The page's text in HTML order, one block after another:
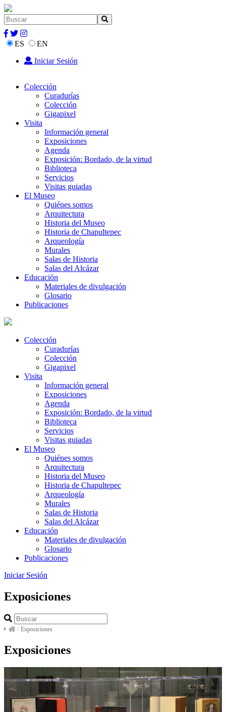
ES
EN
Iniciar Sesión
Colección
Curadurías
Colección
Gigapixel
Visita
Información general
Exposiciones
Agenda
Exposición: Bordado, de la virtud
Biblioteca
Servicios
Visitas guiadas
El Museo
Quiénes somos
Arquitectura
Historia del Museo
Historia de Chapultepec
Arqueología
Murales
Salas de Historia
Salas del Alcázar
Educación
Materiales de divulgación
Glosario
Publicaciones
Colección
Curadurías
Colección
Gigapixel
Visita
Información general
Exposiciones
Agenda
Exposición: Bordado, de la virtud
Biblioteca
Servicios
Visitas guiadas
El Museo
Quiénes somos
Arquitectura
Historia del Museo
Historia de Chapultepec
Arqueología
Murales
Salas de Historia
Salas del Alcázar
Educación
Materiales de divulgación
Glosario
Publicaciones
Iniciar Sesión
Exposiciones
/ Exposiciones
Exposiciones